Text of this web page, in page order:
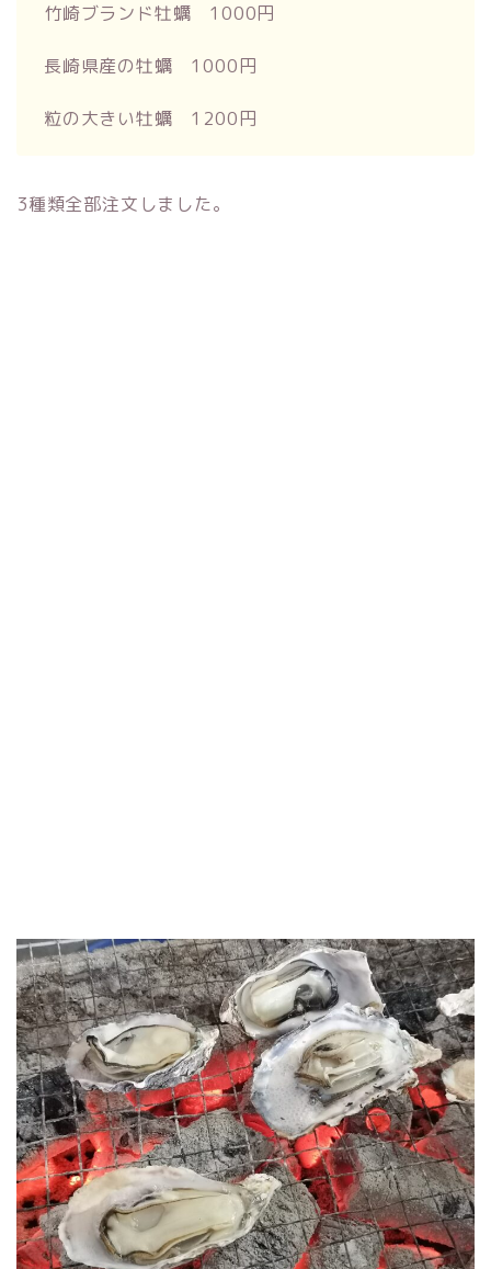
竹崎ブランド牡蠣 1000円
長崎県産の牡蠣 1000円
粒の大きい牡蠣 1200円
3種類全部注文しました。